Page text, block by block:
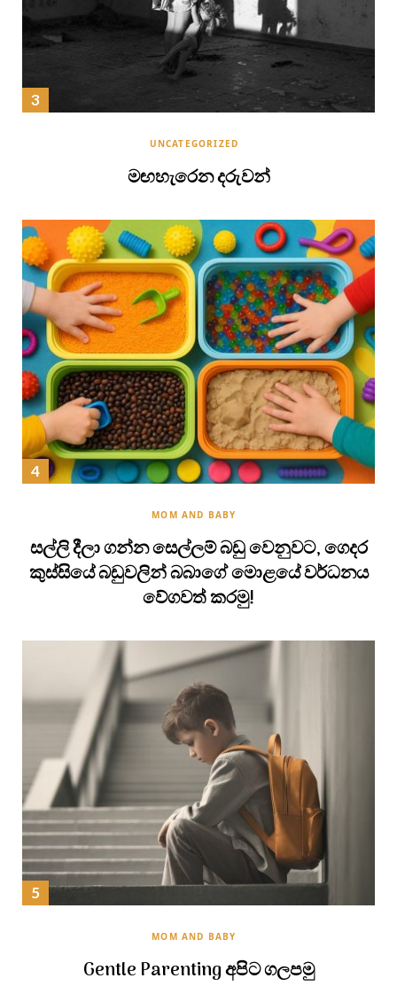
UNCATEGORIZED
මඟහැරෙන දරුවන්
MOM AND BABY
සල්ලි දීලා ගන්න සෙල්ලම් බඩු වෙනුවට, ගෙදර
කුස්සියේ බඩුවලින් බබාගේ මොළයේ වර්ධනය
වේගවත් කරමු!
MOM AND BABY
Gentle Parenting අපිට ගලපමු